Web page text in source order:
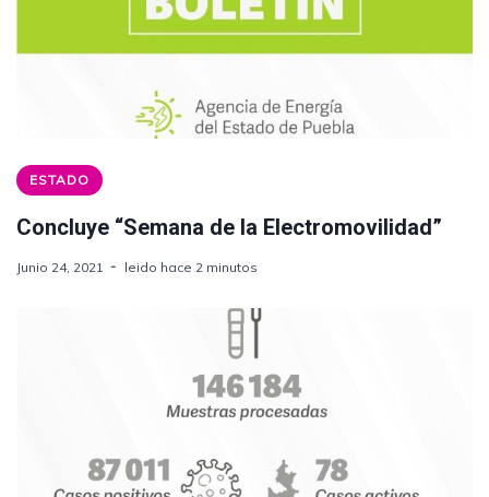
ESTADO
Concluye “Semana de la Electromovilidad”
Junio 24, 2021 leido hace 2 minutos